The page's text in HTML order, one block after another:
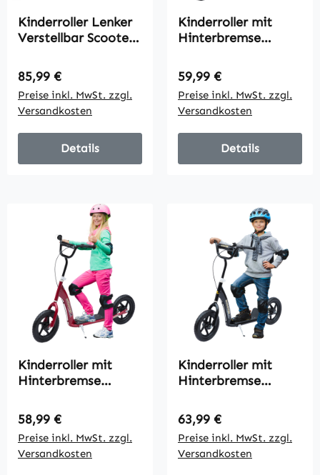
Kinderroller Lenker
Verstellbar Scooter
Kinder Roller
Kickboard mit
Luftreifen 12 Zoll ab
5 Jahre Blau 120 x
58 x 75-80 cm
Regulärer Preis:
85,99 €
Preise inkl. MwSt. zzgl.
Versandkosten
Details
Kinderroller mit
Hinterbremse
Tretroller Roller
Scooter Cityroller
für Kinder
Kickboard
Höhenverstellbar
Stahl EVA Blau 120 x
52 x 80-88 cm
Regulärer Preis:
59,99 €
Preise inkl. MwSt. zzgl.
Versandkosten
Details
Kinderroller mit
Hinterbremse
Tretroller Roller
Scooter Cityroller
für Kinder
Kickboard
Regulärer Preis:
58,99 €
Preise inkl. MwSt. zzgl.
Versandkosten
Kinderroller mit
Hinterbremse
Tretroller Roller
Scooter Cityroller
für Kinder
Kickboard
Regulärer Preis:
63,99 €
Preise inkl. MwSt. zzgl.
Versandkosten